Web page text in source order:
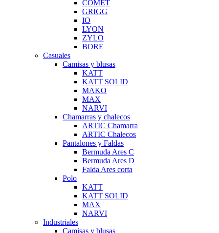
COMET
GRIGG
IO
LYON
ZYLO
BORE
Casuales
Camisas y blusas
KATT
KATT SOLID
MAKO
MAX
NARVI
Chamarras y chalecos
ARTIC Chamarra
ARTIC Chalecos
Pantalones y Faldas
Bermuda Ares C
Bermuda Ares D
Falda Ares corta
Polo
KATT
KATT SOLID
MAX
NARVI
Industriales
Camisas y blusas